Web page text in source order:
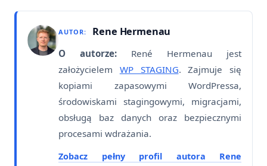
AUTOR: Rene Hermenau
O autorze: René Hermenau jest
założycielem WP STAGING. Zajmuje się
kopiami zapasowymi WordPressa,
środowiskami stagingowymi, migracjami,
obsługą baz danych oraz bezpiecznymi
procesami wdrażania.
Zobacz pełny profil autora Rene